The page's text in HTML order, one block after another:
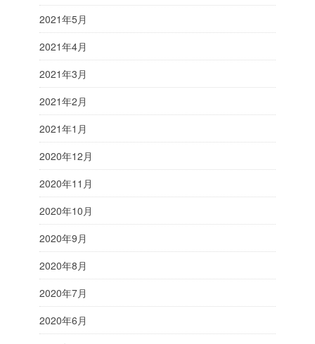
2021年5月
2021年4月
2021年3月
2021年2月
2021年1月
2020年12月
2020年11月
2020年10月
2020年9月
2020年8月
2020年7月
2020年6月